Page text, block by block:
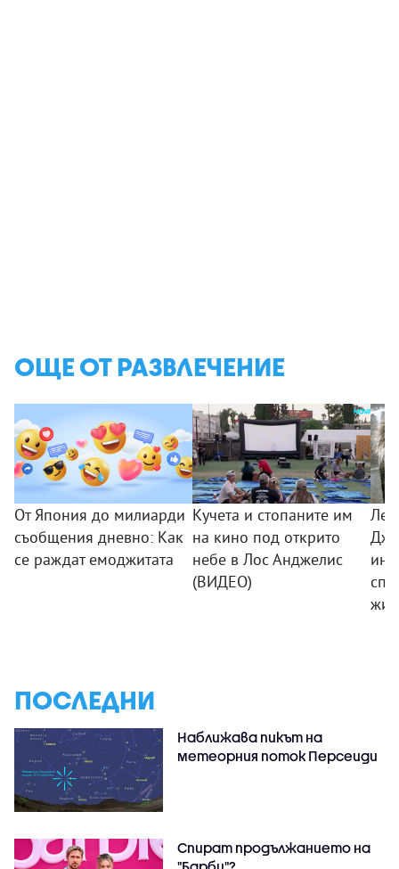
ОЩЕ ОТ РАЗВЛЕЧЕНИЕ
От Япония до милиарди
съобщения дневно: Как
се раждат емоджитата
Кучета и стопаните им
на кино под открито
небе в Лос Анджелис
(ВИДЕО)
ПОСЛЕДНИ
Наближава пикът на
метеорния поток Персеиди
Спират продължанието на